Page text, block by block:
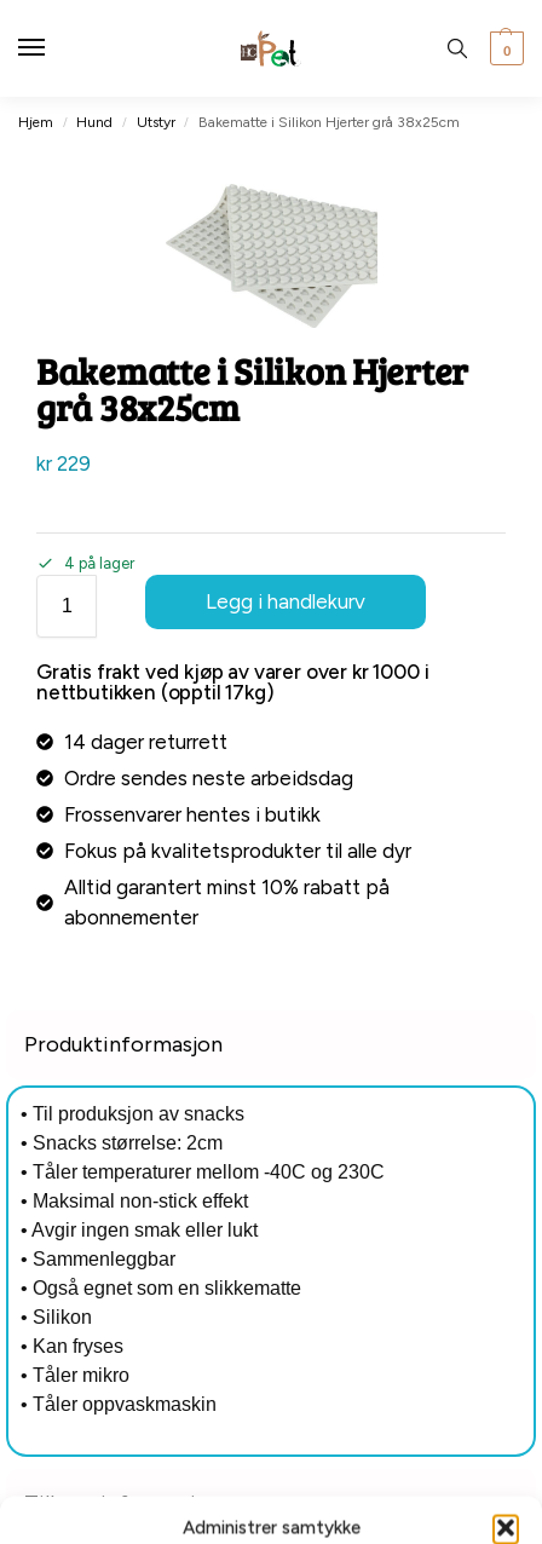
Administrer samtykke
0
Hjem / Hund / Utstyr / Bakematte i Silikon Hjerter grå 38x25cm
Bakematte i Silikon Hjerter
grå 38x25cm
kr229
4 på lager
Legg i handlekurv
Gratis frakt ved kjøp av varer over kr 1000 i
nettbutikken (opptil 17kg)
14 dager returrett
Ordre sendes neste arbeidsdag
Frossenvarer hentes i butikk
Fokus på kvalitetsprodukter til alle dyr
Alltid garantert minst 10% rabatt på
abonnementer
Produktinformasjon
• Til produksjon av snacks
• Snacks størrelse: 2cm
• Tåler temperaturer mellom -40C og 230C
• Maksimal non-stick effekt
• Avgir ingen smak eller lukt
• Sammenleggbar
• Også egnet som en slikkematte
• Silikon
• Kan fryses
• Tåler mikro
• Tåler oppvaskmaskin
Tilleggsinformasjon